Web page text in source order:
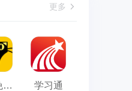
更多
七猫免费小说 学习通